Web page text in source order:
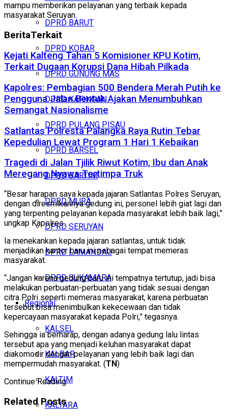
DPRD BARUT
DPRD KOBAR
DPRD GUNUNG MAS
DPRD KATINGAN
DPRD PULANG PISAU
DPRD BARSEL
DPRD BARTIM
DPRD MURA
DPRD SERUYAN
DPRD LAMANDAU
DPRD SUKAMARA
Regional
KALSEL
KALBAR
KALTIM
KALTARA
mampu memberikan pelayanan yang terbaik kepada
masyarakat Seruyan.
BeritaTerkait
Kejati Kalteng Tahan 5 Komisioner KPU Kotim,
Terkait Dugaan Korupsi Dana Hibah Pilkada
Kapolres: Pembagian 500 Bendera Merah Putih ke
Pengguna Jalan Bentuk Ajakan Menumbuhkan
Semangat Nasionalisme
Satlantas Polresta Palangka Raya Rutin Tebar
Kepedulian Lewat Program 1 Hari 1 Kebaikan
Tragedi di Jalan Tjilik Riwut Kotim, Ibu dan Anak
Meregang Nyawa Tertimpa Truk
“Besar harapan saya kepada jajaran Satlantas Polres Seruyan,
dengan diresmikannya gedung ini, personel lebih giat lagi dan
yang terpenting pelayanan kepada masyarakat lebih baik lagi,”
ungkap Kapolres.
Ia menekankan kepada jajaran satlantas, untuk tidak
menjadikan kantor baru ini sebagai tempat memeras
masyarakat.
“Jangan karena gedung baru ini tempatnya tertutup, jadi bisa
melakukan perbuatan-perbuatan yang tidak sesuai dengan
citra Polri seperti memeras masyarakat, karena perbuatan
tersebut bisa menimbulkan kekecewaan dan tidak
kepercayaan masyarakat kepada Polri,” tegasnya.
Sehingga ia berharap, dengan adanya gedung lalu lintas
tersebut apa yang menjadi keluhan masyarakat dapat
diakomodir dengan pelayanan yang lebih baik lagi dan
mempermudah masyarakat. (TN)
Continue Reading
RelatedPosts